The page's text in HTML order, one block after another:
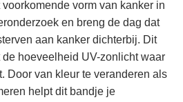
vorm van kanker in
en breng de dag dat
aan kanker dichterbij. Dit
hoeveelheid UV-zonlicht waar
Door van kleur te veranderen als
helpt dit bandje je